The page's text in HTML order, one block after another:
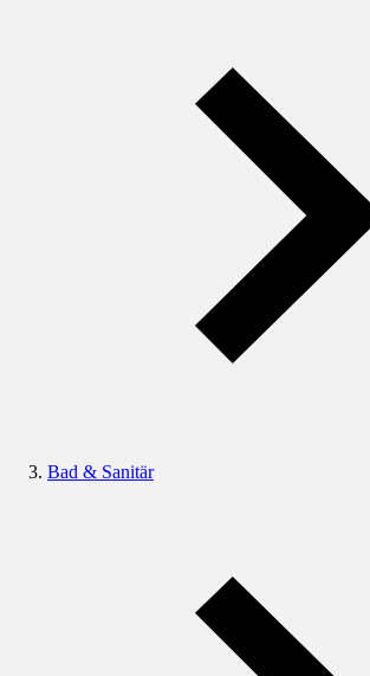
Bad & Sanitär